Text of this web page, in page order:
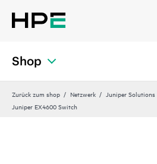
Shop
Zurück zum shop Netzwerk Juniper Solutions
Juniper EX4600 Switch